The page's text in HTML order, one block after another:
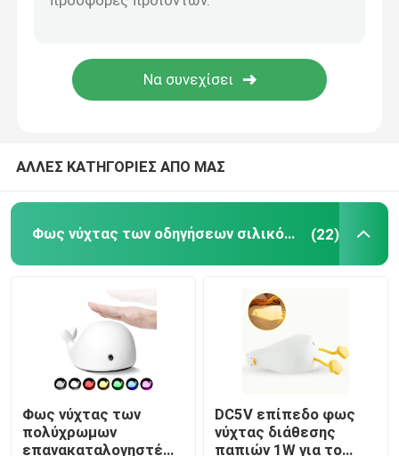
Φως νυκτός ασύρματης φόρτισης
ΑΛΛΕΣ ΚΑΤΗΓΟΡΙΕΣ ΑΠΟ ΜΑΣ
Φως νύχτας των οδηγήσεων σιλικόνης (22)
Φως νύχτας των
πολύχρωμων
επανακαταλογηστέων
DC5V επίπεδο φως
νύχτας διάθεσης
παπιών 1W για το